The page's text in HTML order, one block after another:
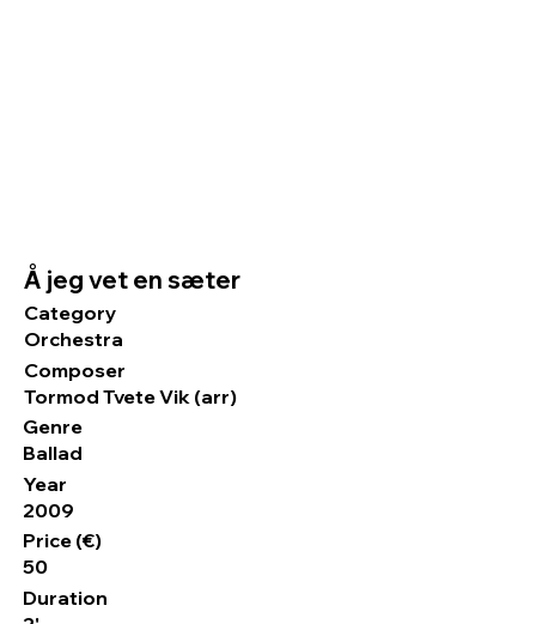
Å jeg vet en sæter
Category
Orchestra
Composer
Tormod Tvete Vik (arr)
Genre
Ballad
Year
2009
Price (€)
50
Duration